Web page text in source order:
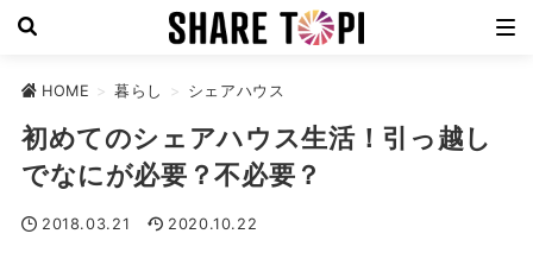
HOME > 暮らし > シェアハウス
初めてのシェアハウス生活！引っ越し
でなにが必要？不必要？
2018.03.21 2020.10.22